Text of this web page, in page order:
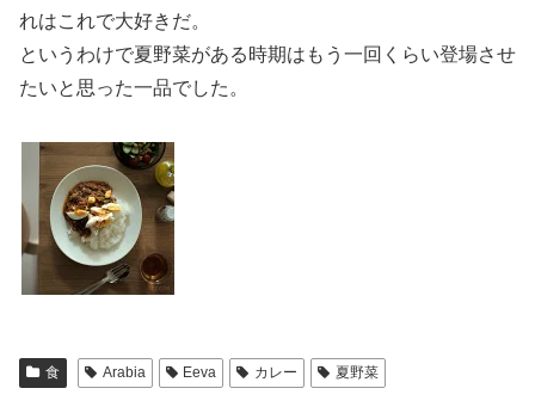
れはこれで大好きだ。
というわけで夏野菜がある時期はもう一回くらい登場させ
たいと思った一品でした。
食 Arabia Eeva カレー 夏野菜